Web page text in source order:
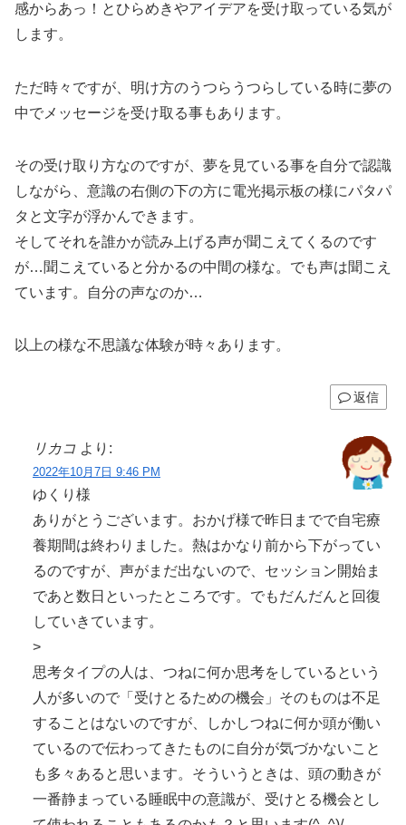
感からあっ！とひらめきやアイデアを受け取っている気が
します。
ただ時々ですが、明け方のうつらうつらしている時に夢の
中でメッセージを受け取る事もあります。
その受け取り方なのですが、夢を見ている事を自分で認識
しながら、意識の右側の下の方に電光掲示板の様にパタパ
タと文字が浮かんできます。
そしてそれを誰かが読み上げる声が聞こえてくるのです
が…聞こえていると分かるの中間の様な。でも声は聞こえ
ています。自分の声なのか…
以上の様な不思議な体験が時々あります。
返信
リカコ より:
2022年10月7日 9:46 PM
ゆくり様
ありがとうございます。おかげ様で昨日までで自宅療
養期間は終わりました。熱はかなり前から下がってい
るのですが、声がまだ出ないので、セッション開始ま
であと数日といったところです。でもだんだんと回復
していきています。
>
思考タイプの人は、つねに何か思考をしているという
人が多いので「受けとるための機会」そのものは不足
することはないのですが、しかしつねに何か頭が働い
ているので伝わってきたものに自分が気づかないこと
も多々あると思います。そういうときは、頭の動きが
一番静まっている睡眠中の意識が、受けとる機会とし